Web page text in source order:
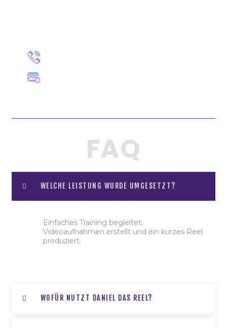
FAQ
WELCHE LEISTUNG WURDE UMGESETZT?
Einfaches Training begleitet,
Videoaufnahmen erstellt und ein kurzes Reel
produziert.
WOFÜR NUTZT DANIEL DAS REEL?